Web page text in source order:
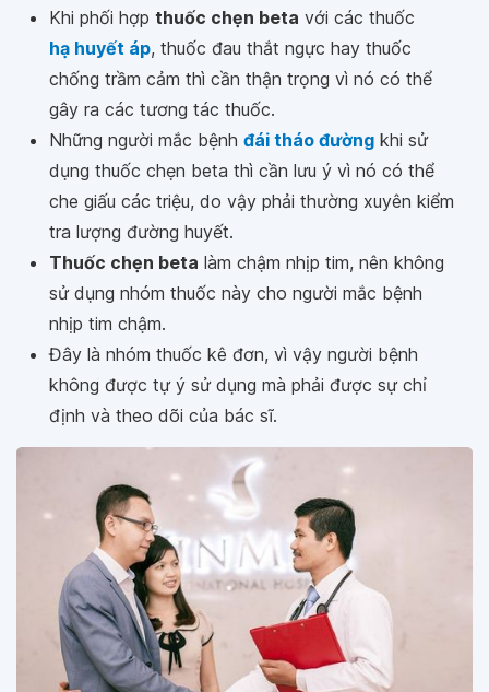
Khi phối hợp thuốc chẹn beta với các thuốc
hạ huyết áp, thuốc đau thắt ngực hay thuốc
chống trầm cảm thì cần thận trọng vì nó có thể
gây ra các tương tác thuốc.
Những người mắc bệnh đái tháo đường khi sử
dụng thuốc chẹn beta thì cần lưu ý vì nó có thể
che giấu các triệu, do vậy phải thường xuyên kiểm
tra lượng đường huyết.
Thuốc chẹn beta làm chậm nhịp tim, nên không
sử dụng nhóm thuốc này cho người mắc bệnh
nhịp tim chậm.
Đây là nhóm thuốc kê đơn, vì vậy người bệnh
không được tự ý sử dụng mà phải được sự chỉ
định và theo dõi của bác sĩ.